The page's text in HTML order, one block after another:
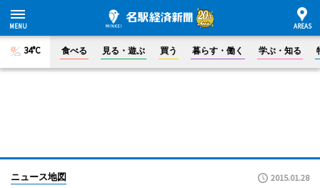
34°C 食べる 見る・遊ぶ 買う 暮らす・働く 学ぶ・知る
ニュース地図 2015.01.28